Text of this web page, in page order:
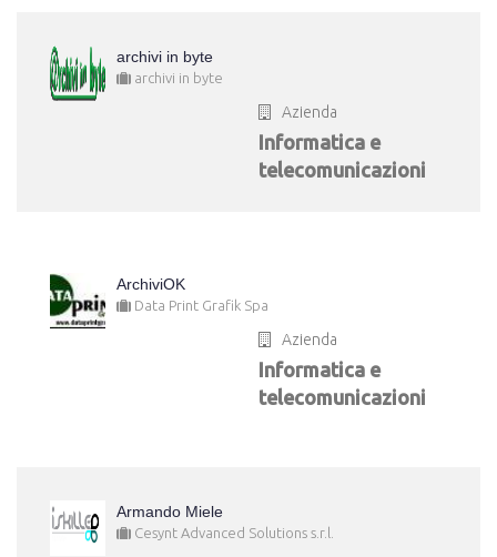
archivi in byte
archivi in byte
Azienda
Informatica e
telecomunicazioni
ArchiviOK
Data Print Grafik Spa
Azienda
Informatica e
telecomunicazioni
Armando Miele
Cesynt Advanced Solutions s.r.l.